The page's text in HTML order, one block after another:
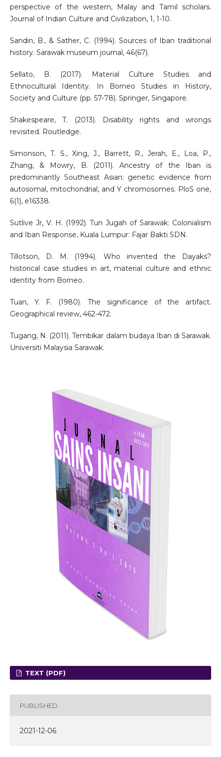
perspective of the western, Malay and Tamil scholars.
Journal of Indian Culture and Civilization, 1, 1-10.
Sandin, B., & Sather, C. (1994). Sources of Iban traditional
history. Sarawak museum journal, 46(67).
Sellato, B. (2017). Material Culture Studies and
Ethnocultural Identity. In Borneo Studies in History,
Society and Culture (pp. 57-78). Springer, Singapore.
Shakespeare, T. (2013). Disability rights and wrongs
revisited. Routledge.
Simonson, T. S., Xing, J., Barrett, R., Jerah, E., Loa, P.,
Zhang, & Mowry, B. (2011). Ancestry of the Iban is
predominantly Southeast Asian: genetic evidence from
autosomal, mitochondrial, and Y chromosomes. PloS one,
6(1), e16338.
Sutlive Jr, V. H. (1992). Tun Jugah of Sarawak: Colonialism
and Iban Response, Kuala Lumpur: Fajar Bakti SDN.
Tillotson, D. M. (1994). Who invented the Dayaks?
historical case studies in art, material culture and ethnic
identity from Borneo.
Tuan, Y. F. (1980). The significance of the artifact.
Geographical review, 462-472.
Tugang, N. (2011). Tembikar dalam budaya Iban di Sarawak.
Universiti Malaysia Sarawak.
TEXT (PDF)
PUBLISHED
2021-12-06